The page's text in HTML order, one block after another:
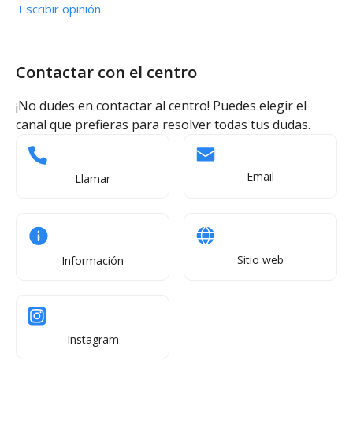
Escribir opinión
Contactar con el centro
¡No dudes en contactar al centro! Puedes elegir el
canal que prefieras para resolver todas tus dudas.
Llamar Email
Información Sitio web
Instagram